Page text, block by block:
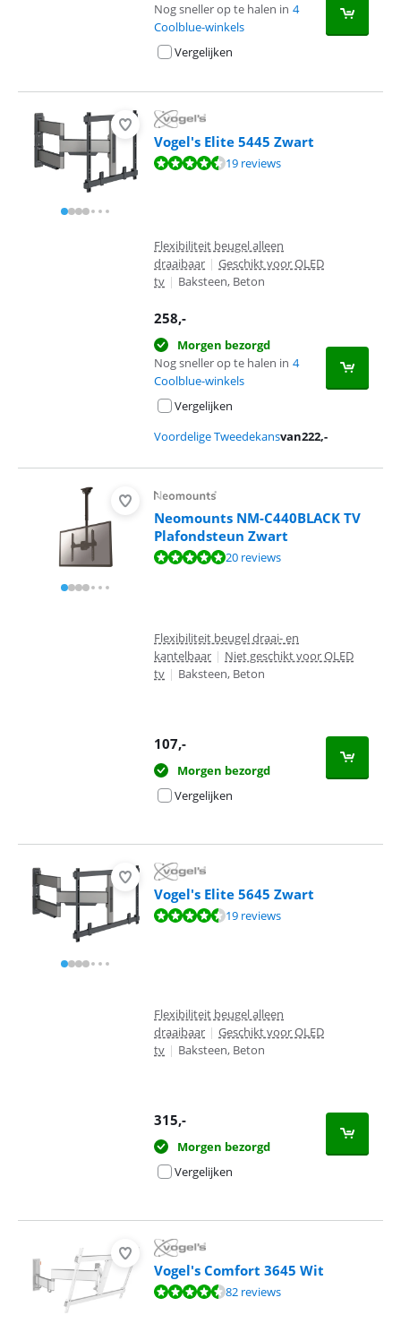
Nog sneller op te halen in 4
Coolblue-winkels
Vergelijken
Vogel's Elite 5445 Zwart
Beoordeling is 8,7 van de 10, gebaseerd op 19 reviews.
19 reviews
Flexibiliteit beugel alleen
draaibaar | Geschikt voor OLED
tv | Baksteen, Beton
258,-
Morgen bezorgd
Nog sneller op te halen in 4
Coolblue-winkels
Vergelijken
Voordelige Tweedekansvan222,-
Neomounts NM-C440BLACK TV
Plafondsteun Zwart
Beoordeling is 9,5 van de 10, gebaseerd op 20 reviews.
20 reviews
Flexibiliteit beugel draai- en
kantelbaar | Niet geschikt voor OLED
tv | Baksteen, Beton
107,-
Morgen bezorgd
Vergelijken
Vogel's Elite 5645 Zwart
Beoordeling is 8,7 van de 10, gebaseerd op 19 reviews.
19 reviews
Flexibiliteit beugel alleen
draaibaar | Geschikt voor OLED
tv | Baksteen, Beton
315,-
Morgen bezorgd
Vergelijken
Vogel's Comfort 3645 Wit
Beoordeling is 9,1 van de 10, gebaseerd op 82 reviews.
82 reviews